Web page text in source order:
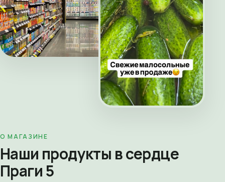
О МАГАЗИНЕ
Наши продукты в сердце
Праги 5